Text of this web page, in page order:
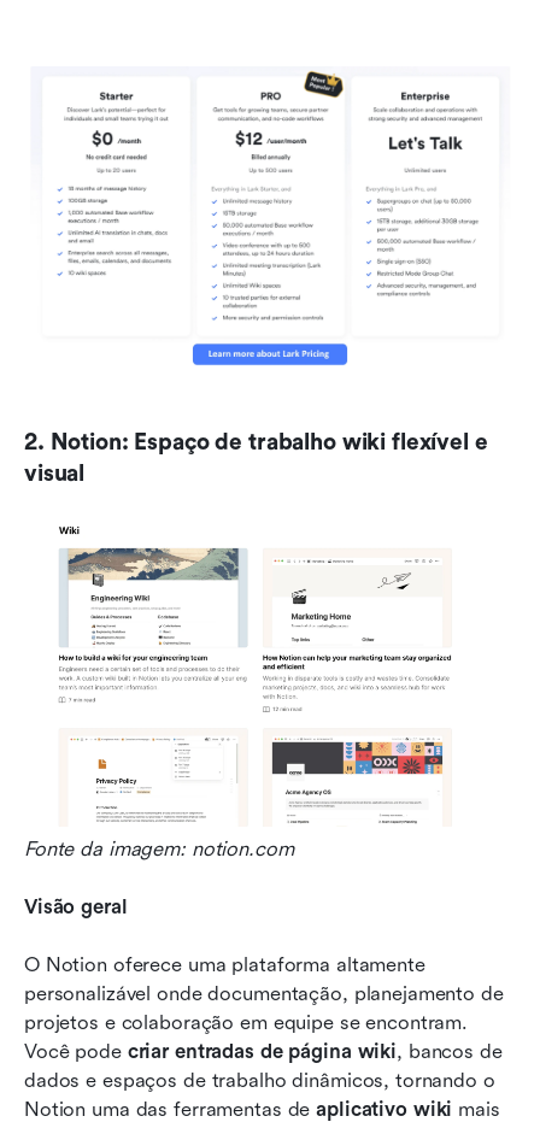
2. Notion: Espaço de trabalho wiki flexível e
visual
Fonte da imagem: notion.com
Visão geral
O Notion oferece uma plataforma altamente
personalizável onde documentação, planejamento de
projetos e colaboração em equipe se encontram.
Você pode criar entradas de página wiki, bancos de
dados e espaços de trabalho dinâmicos, tornando o
Notion uma das ferramentas de aplicativo wiki mais